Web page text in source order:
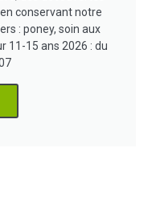
conservant notre
: poney, soin aux
11-15 ans 2026 : du